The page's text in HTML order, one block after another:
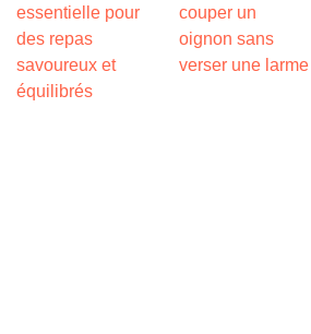
essentielle pour
des repas
savoureux et
équilibrés
couper un
oignon sans
verser une larme